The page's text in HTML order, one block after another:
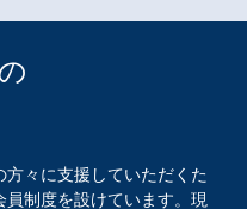
々に支援していただくた
制度を設けています。現